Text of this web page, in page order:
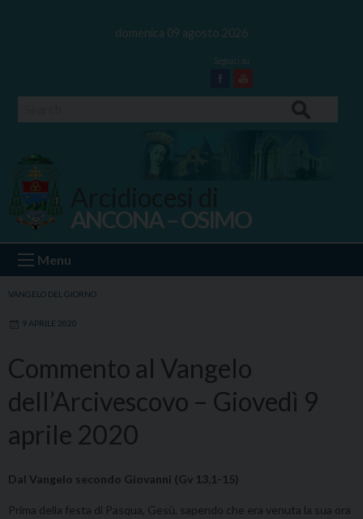
domenica 09 agosto 2026
Facebook
Youtube
Ancona Osimo
ANCONA – OSIMO
Menu
VANGELO DEL GIORNO
9 APRILE 2020
Commento al Vangelo
dell’Arcivescovo – Giovedì 9
aprile 2020
Dal Vangelo secondo Giovanni (Gv 13,1-15)
Prima della festa di Pasqua, Gesù, sapendo che era venuta la sua ora